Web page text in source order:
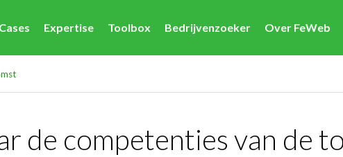
Cases Expertise Toolbox Bedrijvenzoeker Over FeWeb
de competenties van de